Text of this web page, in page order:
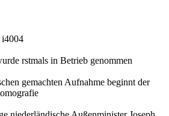
i4004
rstmals in Betrieb genommen
gemachten Aufnahme beginnt der